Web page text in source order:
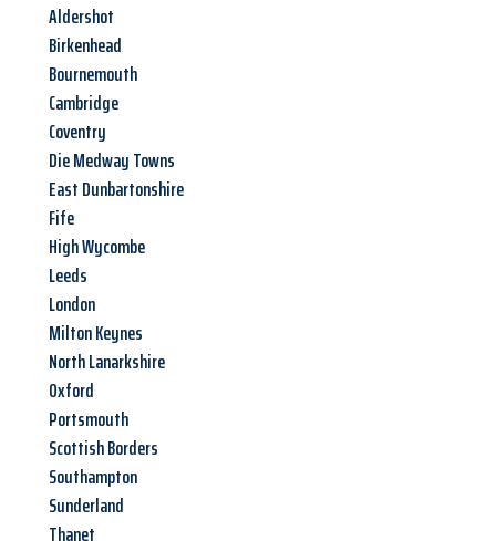
Aldershot
Birkenhead
Bournemouth
Cambridge
Coventry
Die Medway Towns
East Dunbartonshire
Fife
High Wycombe
Leeds
London
Milton Keynes
North Lanarkshire
Oxford
Portsmouth
Scottish Borders
Southampton
Sunderland
Thanet